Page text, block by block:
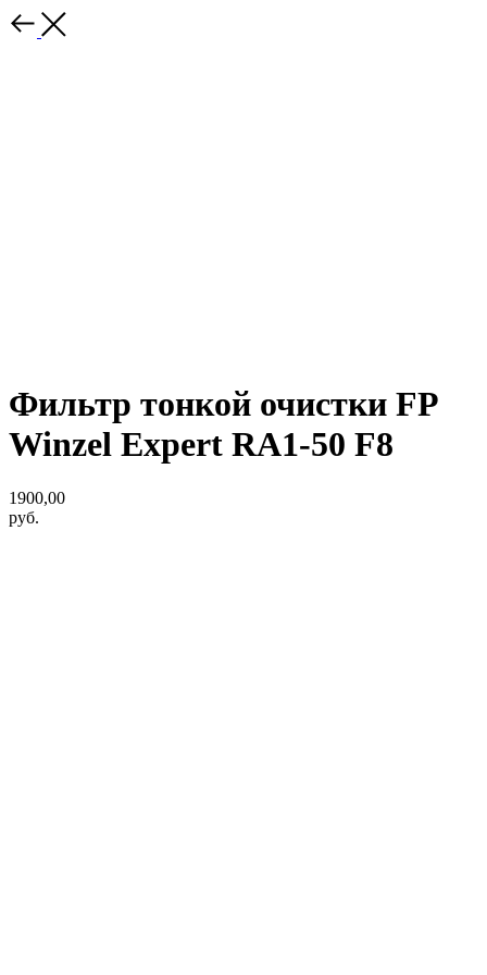
Фильтр тонкой очистки FP
Winzel Expert RA1-50 F8
1900,00
руб.